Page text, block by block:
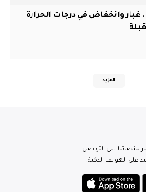
وانخفاض في درجات الحرارة
المزيد
منصاتنا على التواصل
على الهواتف الذكية.